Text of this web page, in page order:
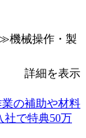
機械操作・製
詳細を表示